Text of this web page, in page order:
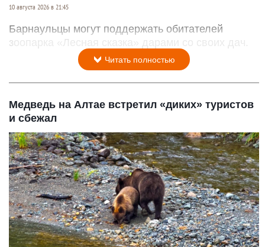
10 августа 2026 в 21:45
Барнаульцы могут поддержать обитателей
зоопарка «Лесная сказка» дарами со своих дач.
Читать полностью
Медведь на Алтае встретил «диких» туристов
и сбежал